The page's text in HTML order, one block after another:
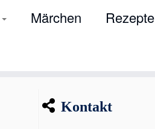
Märchen
Rezepte
Kontakt